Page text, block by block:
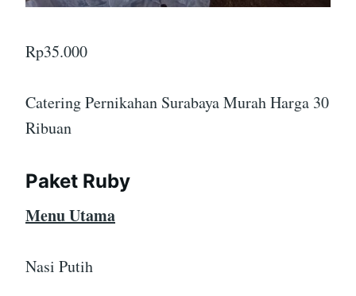
Rp35.000
Catering Pernikahan Surabaya Murah Harga 30
Ribuan
Paket Ruby
Menu Utama
Nasi Putih